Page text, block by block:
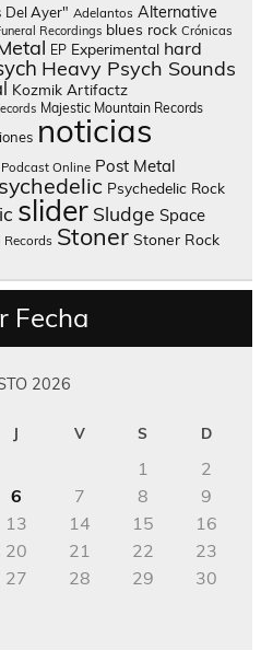
Del Ayer" Adelantos Alternative
Recordings blues rock Crónicas
EP Experimental hard
Heavy Psych Sounds
Kozmik Artifactz
Majestic Mountain Records
noticias
Podcast Online Post Metal
Psychedelic Rock
slider Sludge Space
Records Stoner Stoner Rock
Fecha
2026
J V S D
1
2
6 7 8
9
13 14 15
16
20 21 22
23
27 28 29
30